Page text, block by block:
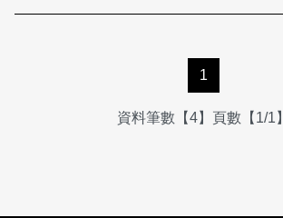
1
資料筆數【4】頁數【1/1】